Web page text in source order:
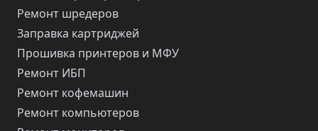
Ремонт шредеров
Заправка картриджей
Прошивка принтеров и МФУ
Ремонт ИБП
Ремонт кофемашин
Ремонт компьютеров